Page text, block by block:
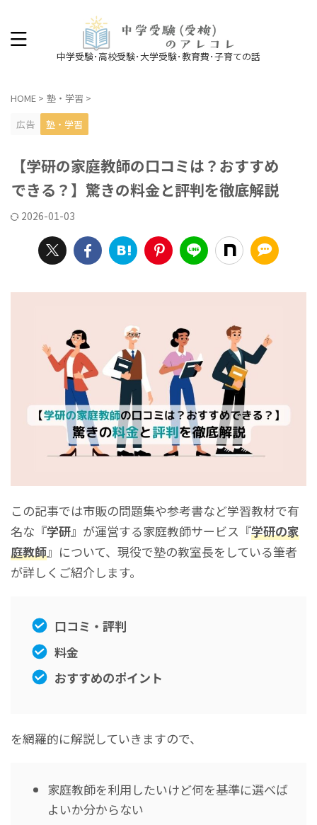
中学受験･高校受験･大学受験･教育費･子育ての話
HOME > 塾・学習 >
広告
塾・学習
【学研の家庭教師の口コミは？おすすめ
できる？】驚きの料金と評判を徹底解説
2026-01-03
この記事では市販の問題集や参考書など学習教材で有
名な『学研』が運営する家庭教師サービス『学研の家
庭教師』について、現役で塾の教室長をしている筆者
が詳しくご紹介します。
口コミ・評判
料金
おすすめのポイント
を網羅的に解説していきますので、
家庭教師を利用したいけど何を基準に選べば
よいか分からない